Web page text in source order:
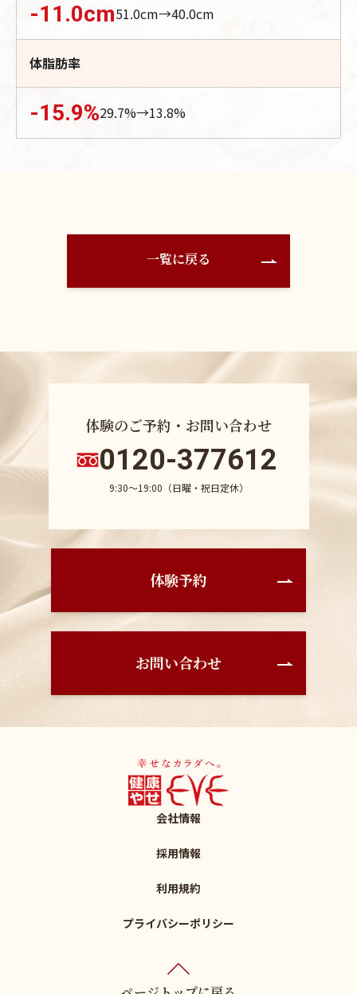
-11.0cm51.0cm→40.0cm
体脂肪率
-15.9%29.7%→13.8%
一覧に戻る
体験のご予約・お問い合わせ
0120-377612
9:30〜19:00（日曜・祝日定休）
体験予約
お問い合わせ
会社情報
採用情報
利用規約
プライバシーポリシー